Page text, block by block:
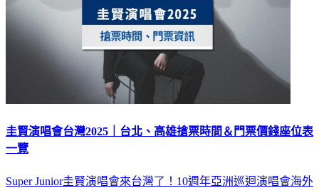
圭賢演唱會台灣2025｜台北、高雄搶票時間＆門票價錢座位表
一覽
Super Junior圭賢演唱會來台灣了！10週年亞洲巡迴演唱會海外